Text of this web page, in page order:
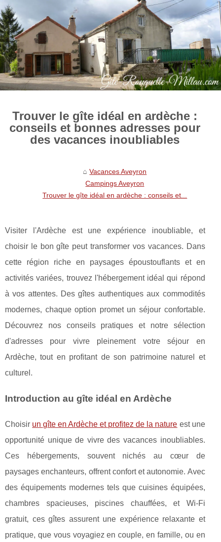
Trouver le gîte idéal en ardèche :
conseils et bonnes adresses pour
des vacances inoubliables
Vacances Aveyron
Campings Aveyron
Trouver le gîte idéal en ardèche : conseils et...
Visiter l'Ardèche est une expérience inoubliable, et
choisir le bon gîte peut transformer vos vacances. Dans
cette région riche en paysages époustouflants et en
activités variées, trouvez l'hébergement idéal qui répond
à vos attentes. Des gîtes authentiques aux commodités
modernes, chaque option promet un séjour confortable.
Découvrez nos conseils pratiques et notre sélection
d'adresses pour vivre pleinement votre séjour en
Ardèche, tout en profitant de son patrimoine naturel et
culturel.
Introduction au gîte idéal en Ardèche
Choisir un gîte en Ardèche et profitez de la nature est une
opportunité unique de vivre des vacances inoubliables.
Ces hébergements, souvent nichés au cœur de
paysages enchanteurs, offrent confort et autonomie. Avec
des équipements modernes tels que cuisines équipées,
chambres spacieuses, piscines chauffées, et Wi-Fi
gratuit, ces gîtes assurent une expérience relaxante et
pratique, que vous voyagiez en couple, en famille, ou en